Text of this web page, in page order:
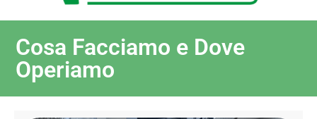
Cosa Facciamo e Dove
Operiamo